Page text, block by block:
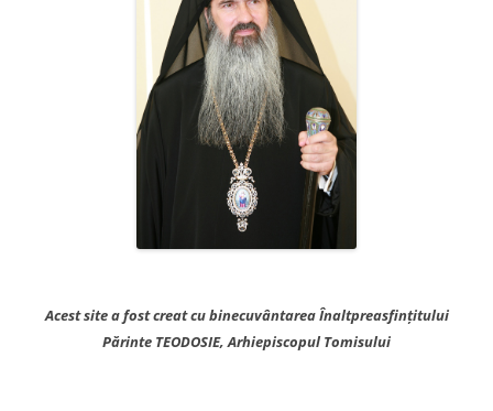
Acest site a fost creat cu binecuvântarea Înaltpreasfințitului
Părinte TEODOSIE, Arhiepiscopul Tomisului